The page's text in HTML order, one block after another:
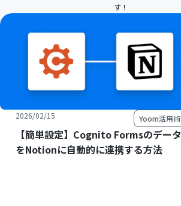
す！
2026/02/15 Yoom活用術
【簡単設定】Cognito Formsのデータ
をNotionに自動的に連携する方法